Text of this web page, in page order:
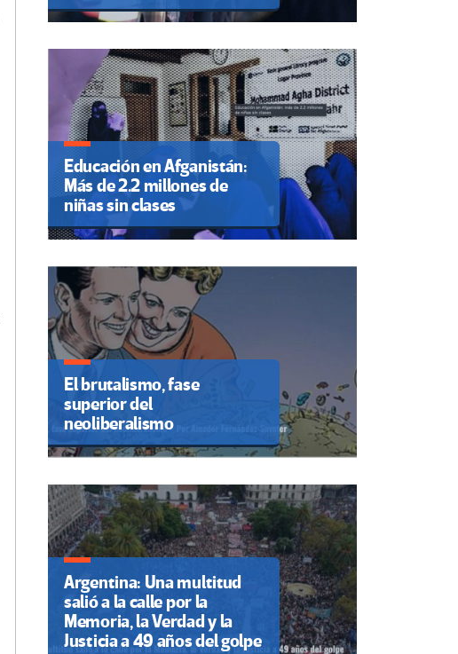
Educación en Afganistán:
Más de 2.2 millones de
niñas sin clases
El brutalismo, fase
superior del
neoliberalismo
Argentina: Una multitud
salió a la calle por la
Memoria, la Verdad y la
Justicia a 49 años del golpe